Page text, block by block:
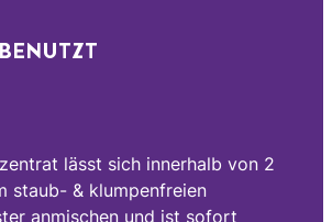
lässt sich innerhalb von 2
staub- & klumpenfreien
anmischen und ist sofort